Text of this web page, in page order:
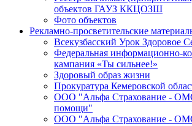
объектов ГАУЗ ККЦОЗШ
Фото объектов
Рекламно-просветительские
Всекузбасский Урок Здоровое
Федеральная информационно-
кампания «Ты сильнее!»
Здоровый образ жизни
Прокуратура Кемеровской
ООО "Альфа Страхование -
помощи"
ООО "Альфа Страхование -